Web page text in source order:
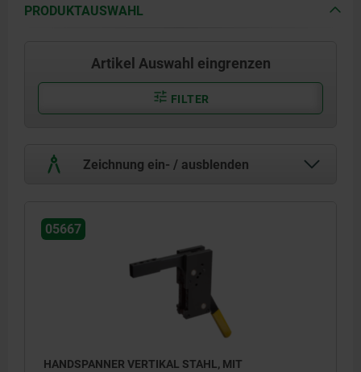
PRODUKTAUSWAHL
Artikel Auswahl eingrenzen
FILTER
Zeichnung ein- / ausblenden
05667
HANDSPANNER VERTIKAL STAHL, MIT